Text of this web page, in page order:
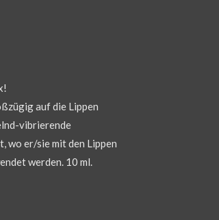
auf die Lippen
vibrierende
wo er/sie mit den Lippen
werden. 10 ml.